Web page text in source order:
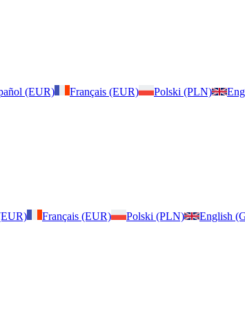
(EUR) Français (EUR) Polski (PLN)
Français (EUR) Polski (PLN) English